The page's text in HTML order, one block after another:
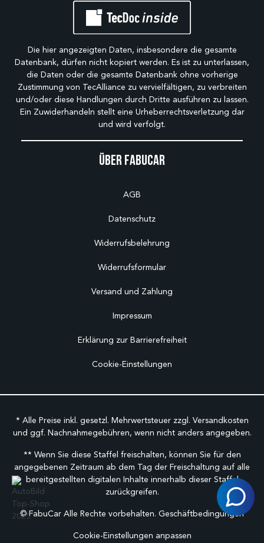
Über Fabucar
AGB
Datenschutz
Widerrufsbelehrung
Widerrufsformular
Versand und Zahlung
Impressum
Erklärung zur Barrierefreiheit
Cookie-Einstellungen
Die hier angezeigten Daten, insbesondere die gesamte
Datenbank, dürfen nicht kopiert werden. Es ist zu unterlassen,
die Daten oder die gesamte Datenbank ohne vorherige
Zustimmung von TecAlliance zu vervielfältigen, zu verbreiten
und/oder diese Handlungen durch Dritte ausführen zu lassen.
Ein Zuwiderhandeln stellt eine Urheberrechtsverletzung dar
und wird verfolgt.
* Alle Preise inkl. gesetzl. Mehrwertsteuer zzgl. Versandkosten
und ggf. Nachnahmegebühren, wenn nicht anders angegeben.
** Wenn Sie diese Staffel freischalten, können Sie für den
angegebenen Zeitraum ab dem Tag der Freischaltung auf alle
bereitgestellten digitalen Inhalte innerhalb dieser Staffel
zurückgreifen.
©FabuCar Alle Rechte vorbehalten. Geschäftbedingungen
Cookie-Einstellungen anpassen